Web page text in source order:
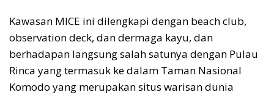
Kawasan MICE ini dilengkapi dengan beach club,
observation deck, dan dermaga kayu, dan
berhadapan langsung salah satunya dengan Pulau
Rinca yang termasuk ke dalam Taman Nasional
Komodo yang merupakan situs warisan dunia